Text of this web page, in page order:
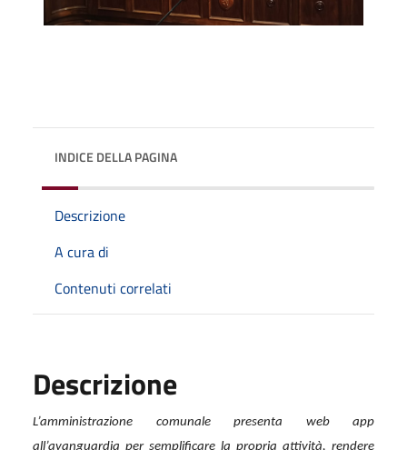
INDICE DELLA PAGINA
Descrizione
A cura di
Contenuti correlati
Descrizione
L’amministrazione comunale presenta web app
all’avanguardia per semplificare la propria attività, rendere